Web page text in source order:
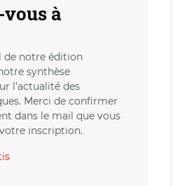
à
de notre édition
synthèse
l’actualité des
Merci de confirmer
dans le mail que vous
inscription.